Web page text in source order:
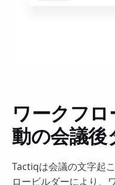
ワークフ
動の会議後
Tactiqは会議の文字起
ロービルダーにより、